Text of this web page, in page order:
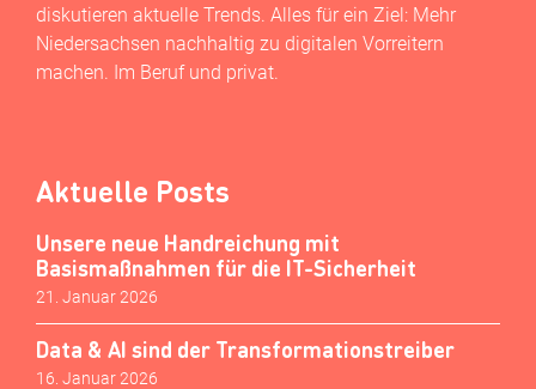
diskutieren aktuelle Trends. Alles für ein Ziel: Mehr
Niedersachsen nachhaltig zu digitalen Vorreitern
machen. Im Beruf und privat.
Aktuelle Posts
Unsere neue Handreichung mit
Basismaßnahmen für die IT-Sicherheit
21. Januar 2026
Data & AI sind der Transformationstreiber
16. Januar 2026